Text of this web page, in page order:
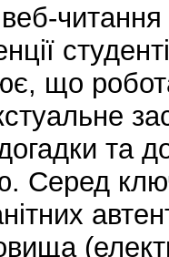
що
та
Серед